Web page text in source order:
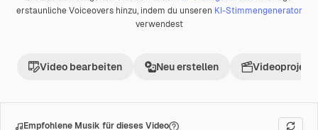
erstaunliche Voiceovers hinzu, indem du unseren KI-Stimmengenerator
verwendest
Video bearbeiten Neu erstellen Videoprojekt
Empfohlene Musik für dieses Video